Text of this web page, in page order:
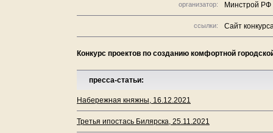
организатор: Минстрой РФ
ссылки: Сайт
Конкурс проектов по созданию комфортной
пресса-статьи:
Набережная княжны, 16.12.2021
Третья ипостась Билярска, 25.11.2021